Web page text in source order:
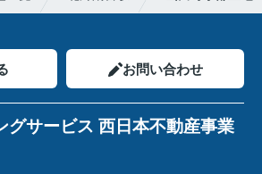
お問い合わせ
グサービス 西日本不動産事業